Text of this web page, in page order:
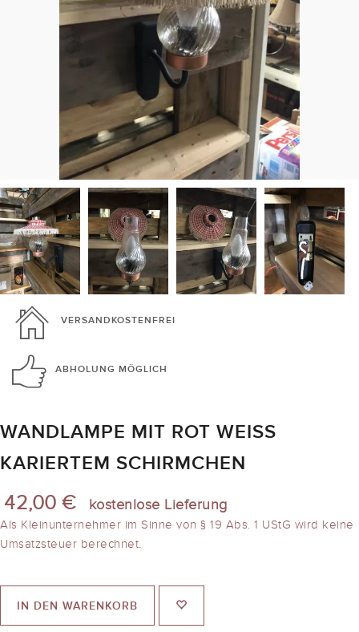
VERSANDKOSTENFREI
ABHOLUNG MÖGLICH
WANDLAMPE MIT ROT WEISS K
ARIERTEM SCHIRMCHEN
42,00 € kostenlose Lieferung
Als Kleinunternehmer im Sinne von § 19 Abs. 1 UStG wird keine
Umsatzsteuer berechnet.
IN DEN WARENKORB